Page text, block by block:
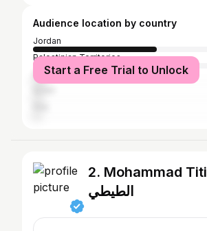
Audience location by country
Jordan
Palestinian Territories
Algeria
Start a Free Trial to Unlock
2. Mohammad Titi محمد
الطيطي